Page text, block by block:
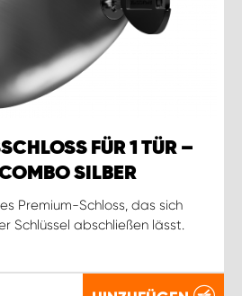
FÜR 1 TÜR –
SILBER
Premium-Schloss, das sich
Schlüssel abschließen lässt.